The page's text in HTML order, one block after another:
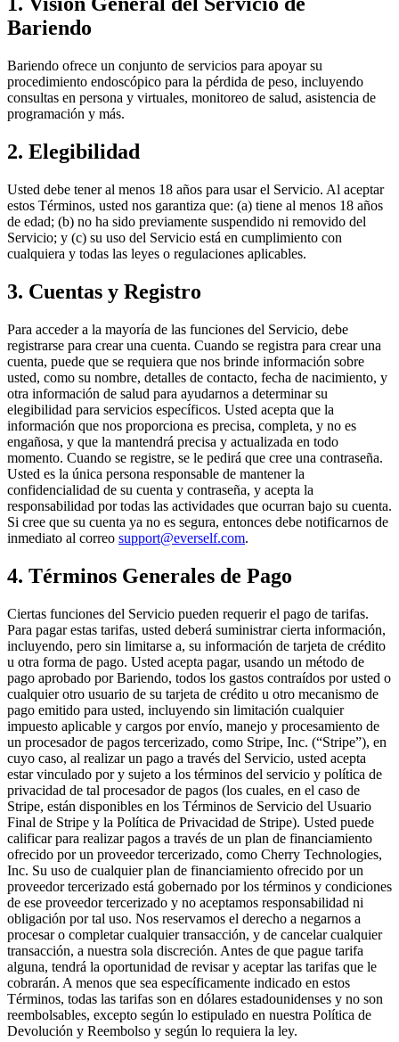
Bariendo
Bariendo ofrece un conjunto de servicios para apoyar su
procedimiento endoscópico para la pérdida de peso, incluyendo
consultas en persona y virtuales, monitoreo de salud, asistencia de
programación y más.
2. Elegibilidad
Usted debe tener al menos 18 años para usar el Servicio. Al aceptar
estos Términos, usted nos garantiza que: (a) tiene al menos 18 años
de edad; (b) no ha sido previamente suspendido ni removido del
Servicio; y (c) su uso del Servicio está en cumplimiento con
cualquiera y todas las leyes o regulaciones aplicables.
3. Cuentas y Registro
Para acceder a la mayoría de las funciones del Servicio, debe
registrarse para crear una cuenta. Cuando se registra para crear una
cuenta, puede que se requiera que nos brinde información sobre
usted, como su nombre, detalles de contacto, fecha de nacimiento, y
otra información de salud para ayudarnos a determinar su
elegibilidad para servicios específicos. Usted acepta que la
información que nos proporciona es precisa, completa, y no es
engañosa, y que la mantendrá precisa y actualizada en todo
momento. Cuando se registre, se le pedirá que cree una contraseña.
Usted es la única persona responsable de mantener la
confidencialidad de su cuenta y contraseña, y acepta la
responsabilidad por todas las actividades que ocurran bajo su cuenta.
Si cree que su cuenta ya no es segura, entonces debe notificarnos de
inmediato al correo support@everself.com.
4. Términos Generales de Pago
Ciertas funciones del Servicio pueden requerir el pago de tarifas.
Para pagar estas tarifas, usted deberá suministrar cierta información,
incluyendo, pero sin limitarse a, su información de tarjeta de crédito
u otra forma de pago. Usted acepta pagar, usando un método de
pago aprobado por Bariendo, todos los gastos contraídos por usted o
cualquier otro usuario de su tarjeta de crédito u otro mecanismo de
pago emitido para usted, incluyendo sin limitación cualquier
impuesto aplicable y cargos por envío, manejo y procesamiento de
un procesador de pagos tercerizado, como Stripe, Inc. (“Stripe”), en
cuyo caso, al realizar un pago a través del Servicio, usted acepta
estar vinculado por y sujeto a los términos del servicio y política de
privacidad de tal procesador de pagos (los cuales, en el caso de
Stripe, están disponibles en los Términos de Servicio del Usuario
Final de Stripe y la Política de Privacidad de Stripe). Usted puede
calificar para realizar pagos a través de un plan de financiamiento
ofrecido por un proveedor tercerizado, como Cherry Technologies,
Inc. Su uso de cualquier plan de financiamiento ofrecido por un
proveedor tercerizado está gobernado por los términos y condiciones
de ese proveedor tercerizado y no aceptamos responsabilidad ni
obligación por tal uso. Nos reservamos el derecho a negarnos a
procesar o completar cualquier transacción, y de cancelar cualquier
transacción, a nuestra sola discreción. Antes de que pague tarifa
alguna, tendrá la oportunidad de revisar y aceptar las tarifas que le
cobrarán. A menos que sea específicamente indicado en estos
Términos, todas las tarifas son en dólares estadounidenses y no son
reembolsables, excepto según lo estipulado en nuestra Política de
Devolución y Reembolso y según lo requiera la ley.